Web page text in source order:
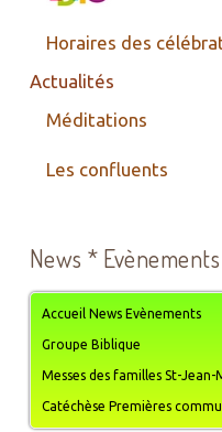
Horaires des
Actualités
Méditations
Les confluents
News * Evènements
Accueil News Evènements
Groupe Biblique
Messes des familles St-Jean-
Catéchèse Premières